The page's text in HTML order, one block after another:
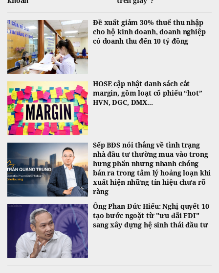
Đề xuất giảm 30% thuế thu nhập
cho hộ kinh doanh, doanh nghiệp
có doanh thu đến 10 tỷ đồng
HOSE cập nhật danh sách cắt
margin, gồm loạt cổ phiếu “hot”
HVN, DGC, DMX...
Sếp BĐS nói thẳng về tình trạng
nhà đầu tư thường mua vào trong
hưng phấn nhưng nhanh chóng
bán ra trong tâm lý hoảng loạn khi
xuất hiện những tín hiệu chưa rõ
ràng
Ông Phan Đức Hiếu: Nghị quyết 10
tạo bước ngoặt từ "ưu đãi FDI"
sang xây dựng hệ sinh thái đầu tư